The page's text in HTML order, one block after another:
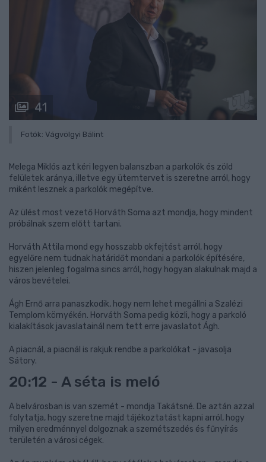
41
Fotók: Vágvölgyi Bálint
Melega Miklós azt kéri legyen balanszban a parkolók és zöld
felületek aránya, illetve egy ütemtervet is szeretne arról, hogy
miként lesznek a parkolók megépítve.
Az ülést most vezető Horváth Soma azt mondja, hogy mindent
próbálnak szem előtt tartani.
Horváth Attila mond egy hosszabb okfejtést arról, hogy
egyelőre nem tudnak határidőt mondani a parkolók építésére,
hiszen jelenleg fogalma sincs arról, hogy hogyan alakulnak majd a
város bevételei.
Ágh Ernő arra panaszkodik, hogy nem lehet megállni a Szalézi
Templom környékén. Horváth Soma pedig közli, hogy a parkoló
kialakítások javaslatainál nem tett erre javaslatot Ágh.
A piacnál, a piacnál is rakjuk rendbe a parkolókat - javasolja
Sátory.
20:12 - A séta is meló
A belvárosban is van szemét - mondja Takátsné. De aztán azzal
folytatja, hogy szeretne majd tájékoztatást kapni arról, hogy
milyen eredménnyel dolgoznak a szemétszedés és fűnyírás
területén a városi cégek.